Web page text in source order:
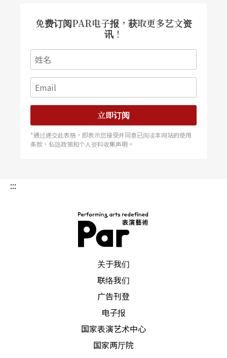
舞剧场的作品都由他来担任美术设计，原来他能动
集舞蹈、装置、空间的多重对话的《身音》是黄翊
给舞迷的最新惊喜之作，发想早于前年七月。当时
黄翊与服装设计师杨妤德合作《Costume, Dance wi
th Visual Effect》录像作品，开始自己对舞台、服
装、肢体、空间等元素揉合的装置概念，并试图在
黄翊在《身音》共用棘齿、雷板、鲯骨装、手风
紧张，因为这次的经验跟以往不同。」年轻编舞家
说，这次穿在舞者身上的道具，「不是刀不是枪，
者要一段时间适应，它会改变关节的能量。」
「这次要用拉小提琴的弓拉铁板，原本买一枝一千
元的，发展到后来断掉，只好换买一枝四百元。」
这些金属敲击的声音，很像切割保丽龙「ㄍㄟˊㄍㄟ
免费订阅PAR电子报，获取更多艺文资
讯！
立即订阅
*通过递交此表格，即表示您接受并同意已阅读本网站的使用
条款，私隐政策和个人资料收集声明。
:::
关于我们
联络我们
广告刊登
电子报
国家表演艺术中心
国家两厅院